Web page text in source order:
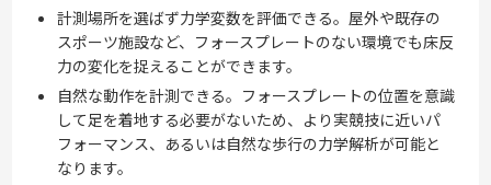
計測場所を選ばず力学変数を評価できる。屋外や既存の
スポーツ施設など、フォースプレートのない環境でも床反
力の変化を捉えることができます。
自然な動作を計測できる。フォースプレートの位置を意識
して足を着地する必要がないため、より実競技に近いパ
フォーマンス、あるいは自然な歩行の力学解析が可能と
なります。